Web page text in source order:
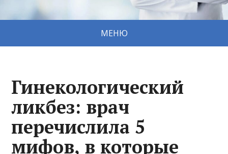
МЕНЮ
Гинекологический
ликбез: врач
перечислила 5
мифов, в которые